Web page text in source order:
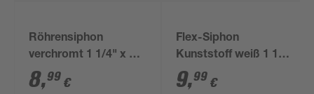
Röhrensiphon
verchromt 1 1/4" x 32
mm
8,99 €
Flex-Siphon
Kunststoff weiß 1 1/2'
x 40/50 mm
9,99 €